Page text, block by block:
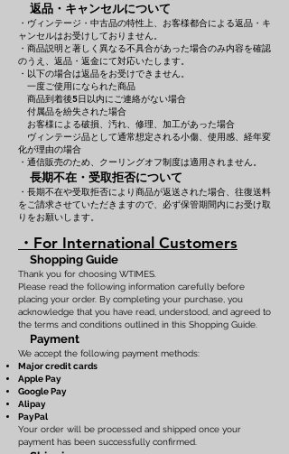
返品・キャンセルについて
・ヴィンテージ・中古品の特性上、お客様都合による返品・キ
ャンセルはお受けしておりません。
・商品説明と著しく異なる不具合があった場合のみ内容を確認
のうえ、返品・返金にて対応いたします。
・以下の場合は返品をお受けできません。
一度ご使用になられた商品
商品到着後5日以内にご連絡がない場合
付属品を紛失された場合
お客様による破損、汚れ、修理、加工があった場合
ヴィンテージ品として通常想定される小傷、使用感、経年変
化が理由の場合
・通信販売のため、クーリングオフ制度は適用されません。
長期不在・受取拒否について
・長期不在や受取拒否により商品が返送された場合、往復送料
をご請求させていただきますので、必ず保管期間内にお受け取
りをお願いします。
・For International Customers
Shopping Guide
Thank you for choosing WTIMES.
Please read the following information carefully before
placing your order. By completing your purchase, you
acknowledge that you have read, understood, and agreed to
the terms and conditions outlined in this Shopping Guide.
Payment
We accept the following payment methods:
Major credit cards
Apple Pay
Google Pay
Alipay
PayPal
Your order will be processed and shipped once your
payment has been successfully confirmed.